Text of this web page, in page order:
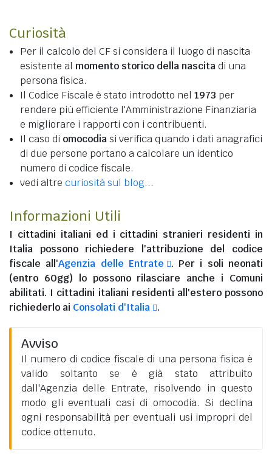
Curiosità
Per il calcolo del CF si considera il luogo di nascita
esistente al momento storico della nascitadi una
persona fisica.
Il Codice Fiscale è stato introdotto nel 1973 per
rendere più efficiente l'Amministrazione Finanziaria
e migliorare i rapporti con i contribuenti.
Il caso di omocodiasi verifica quando i dati anagrafici
di due persone portano a calcolare un identico
numero di codice fiscale.
vedi altre curiosità sul blog...
Informazioni Utili
I cittadini italiani ed i cittadini stranieri residenti in
Italia possono richiedere l'attribuzione del codice
fiscale all'Agenzia delle Entrate
. Per i soli neonati
(entro 60gg) lo possono rilasciare anche i Comuni
abilitati. I cittadini italiani residenti all'esteropossono
richiederlo ai Consolati d'Italia .
Avviso
Il numero di codice fiscale di una persona fisica è
valido soltanto se è già stato attribuito
dall'Agenzia delle Entrate, risolvendo in questo
modo gli eventuali casi di omocodia. Si declina
ogni responsabilità per eventuali usi impropri del
codice ottenuto.